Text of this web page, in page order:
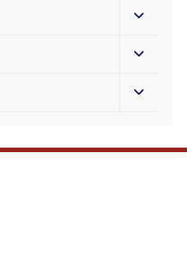
Skift
Skift
Skift